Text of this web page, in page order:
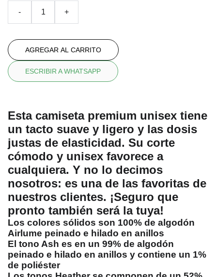
- +
AGREGAR AL CARRITO
ESCRIBIR A WHATSAPP
Esta camiseta premium unisex tiene
un tacto suave y ligero y las dosis
justas de elasticidad. Su corte
cómodo y unisex favorece a
cualquiera. Y no lo decimos
nosotros: es una de las favoritas de
nuestros clientes. ¡Seguro que
pronto también será la tuya!
Los colores sólidos son 100% de algodón
Airlume peinado e hilado en anillos
El tono Ash es en un 99% de algodón
peinado e hilado en anillos y contiene un 1%
de poliéster